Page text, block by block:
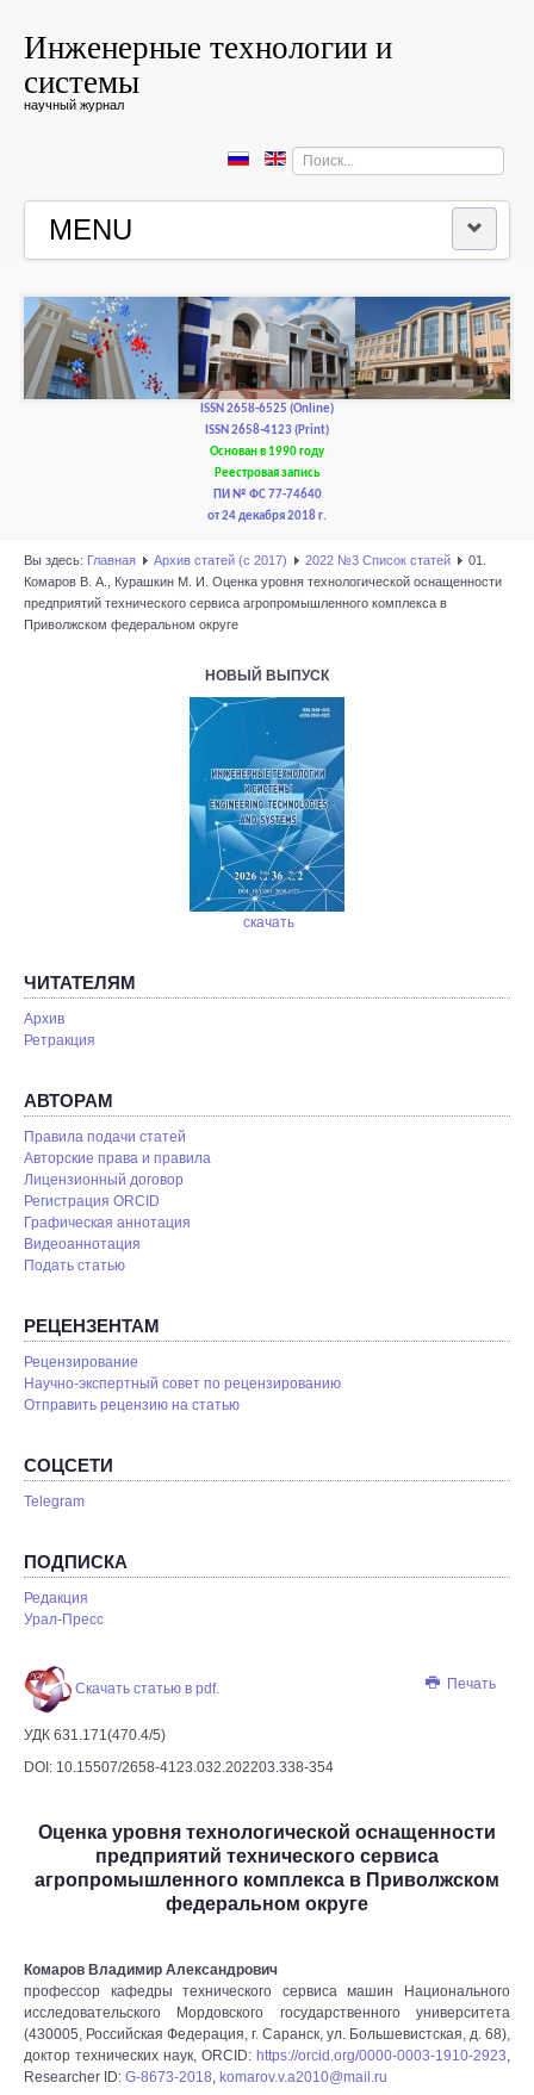
Инженерные технологии и
системы
научный журнал
Искать...
MENU
РЕДКОЛЛЕГИЯ
РЕДАКЦИОННАЯ ПОЛИТИКА И ЭТИКА
ISSN 2658-6525 (Online)
ISSN 2658-4123 (Print)
Основан в 1990 году
Реестровая запись
ПИ № ФС 77-74640
от 24 декабря 2018 г.
Вы здесь: Главная Архив статей (с 2017) 2022 №3 Список статей
01.
Комаров В. А., Курашкин М. И. Оценка уровня технологической оснащенности
предприятий технического сервиса агропромышленного комплекса в
Приволжском федеральном округе
НОВЫЙ ВЫПУСК
скачать
ЧИТАТЕЛЯМ
Архив
Ретракция
АВТОРАМ
Правила подачи статей
Авторские права и правила
Лицензионный договор
Регистрация ORCID
Графическая аннотация
Видеоаннотация
Подать статью
РЕЦЕНЗЕНТАМ
Рецензирование
Научно-экспертный совет по рецензированию
Отправить рецензию на статью
СОЦСЕТИ
Telegram
ПОДПИСКА
Редакция
Урал-Пресс
Печать
Скачать статью в pdf.
УДК 631.171(470.4/5)
DOI: 10.15507/2658-4123.032.202203.338-354
Оценка уровня технологической оснащенности
предприятий технического сервиса
агропромышленного комплекса в Приволжском
федеральном округе
Комаров Владимир Александрович
профессор кафедры технического сервиса машин Национального
исследовательского Мордовского государственного университета
(430005, Российская Федерация, г. Саранск, ул. Большевистская, д. 68),
доктор технических наук, ORCID: https://orcid.org/0000-0003-1910-2923,
Researcher ID: G-8673-2018, komarov.v.a2010@mail.ru